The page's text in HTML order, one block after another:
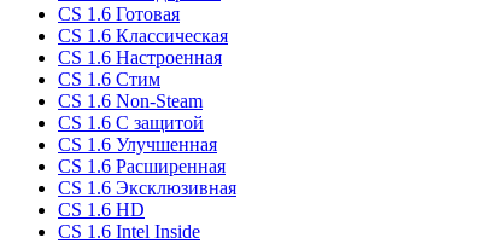
CS 1.6 Готовая
CS 1.6 Классическая
CS 1.6 Настроенная
CS 1.6 Стим
CS 1.6 Non-Steam
CS 1.6 C защитой
CS 1.6 Улучшенная
CS 1.6 Расширенная
CS 1.6 Эксклюзивная
CS 1.6 HD
CS 1.6 Intel Inside